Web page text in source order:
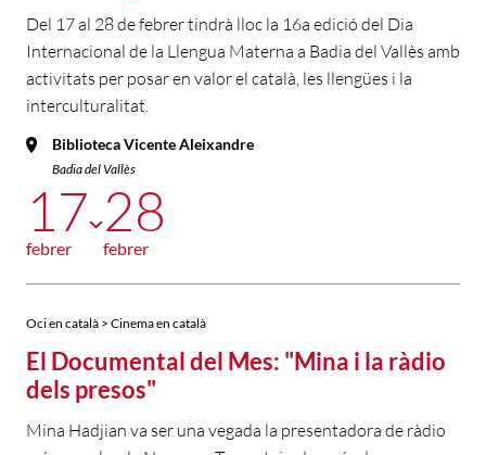
Del 17 al 28 de febrer tindrà lloc la 16a edició del Dia
Internacional de la Llengua Materna a Badia del Vallès amb
activitats per posar en valor el català, les llengües i la
interculturalitat.
Biblioteca Vicente Aleixandre
Badia del Vallès
17
febrer
28
febrer
Oci en català > Cinema en català
El Documental del Mes: "Mina i la ràdio
dels presos"
Mina Hadjian va ser una vegada la presentadora de ràdio